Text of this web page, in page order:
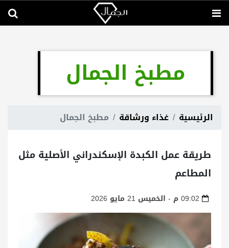
مطبخ الجمال
الرئيسية غذاء ورشاقة مطبخ الجمال
طريقة عمل الكبدة الإسكندراني الأصلية مثل
المطاعم